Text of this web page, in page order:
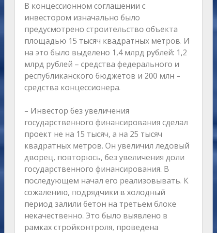
В концессионном соглашении с
инвестором изначально было
предусмотрено строительство объекта
площадью 15 тысяч квадратных метров. И
на это было выделено 1,4 млрд рублей: 1,2
млрд рублей – средства федерального и
республиканского бюджетов и 200 млн –
средства концессионера.
– Инвестор без увеличения
государственного финансирования сделал
проект не на 15 тысяч, а на 25 тысяч
квадратных метров. Он увеличил ледовый
дворец, повторюсь, без увеличения доли
государственного финансирования. В
последующем начал его реализовывать. К
сожалению, подрядчики в холодный
период залили бетон на третьем блоке
некачественно. Это было выявлено в
рамках стройконтроля, проведена